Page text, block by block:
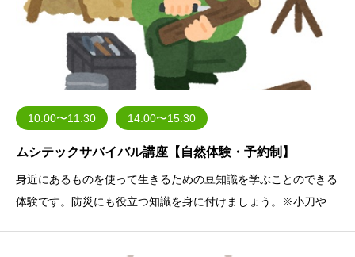
10:00〜11:30 14:00〜15:30
ムシテックサバイバル講座【自然体験・予約制】
身近にあるものを使って生きるための豆知識を学ぶことのできる
体験です。防災にも役立つ知識を身に付けましょう。※小刀やノ